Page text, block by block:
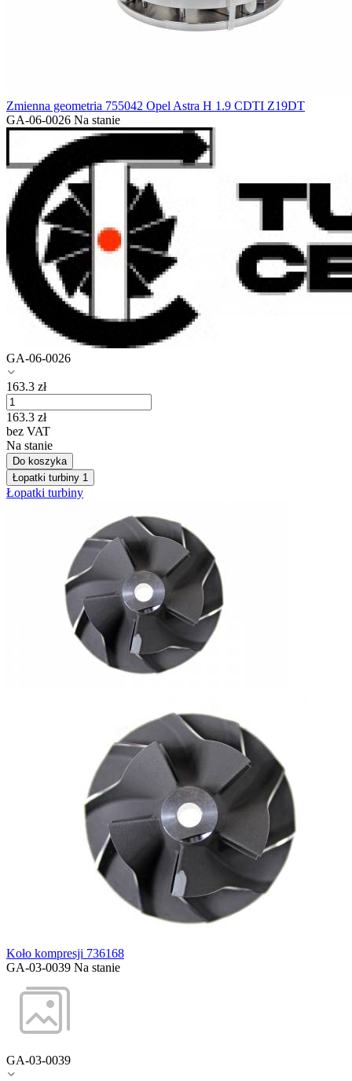
Zmienna geometria 755042 Opel Astra H 1.9 CDTI Z19DT
GA-06-0026 Na stanie
GA-06-0026
163.3 zł
163.3 zł
bez VAT
Na stanie
Do koszyka
Łopatki turbiny 1
Łopatki turbiny
Koło kompresji 736168
GA-03-0039 Na stanie
GA-03-0039